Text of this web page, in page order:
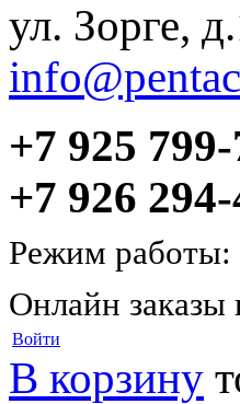
ул. Зорге,
+7 925
+7 926
Режим работы:
Онлайн заказы
Войти
В корзину